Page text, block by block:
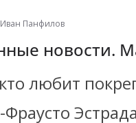
Иван Панфилов
новости.
любит
Фраусто